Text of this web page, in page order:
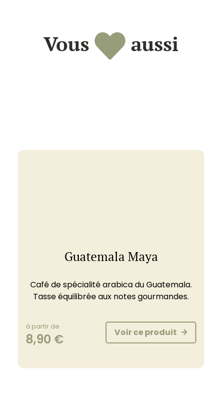
Vous aussi
Guatemala Maya
Café de spécialité arabica du Guatemala.
Tasse équilibrée aux notes gourmandes.
à partir de
8,90 € Voir ce produit